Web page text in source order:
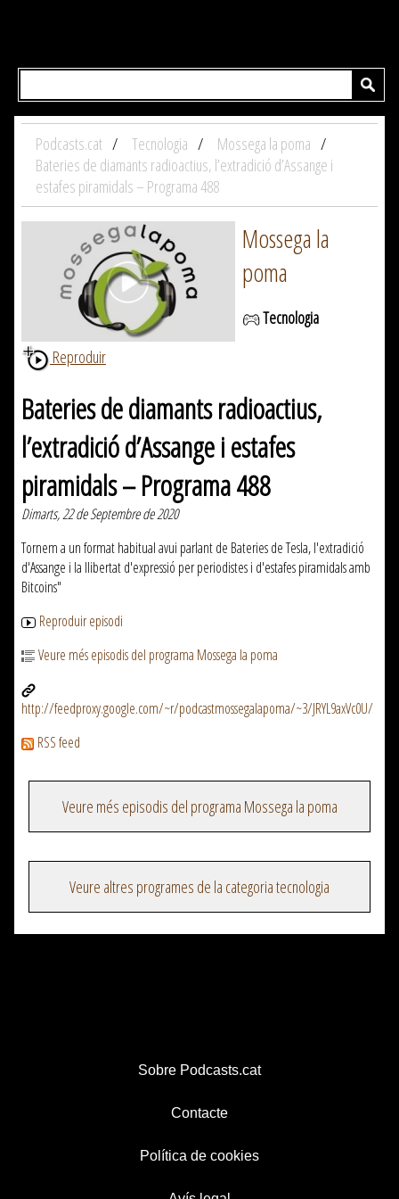
Podcasts.cat Tecnologia
Mossega la poma
Bateries de diamants radioactius, l’extradició d’Assange i
estafes piramidals – Programa 488
Mossega la
poma
Tecnologia
Reproduir
Bateries de diamants radioactius,
l’extradició d’Assange i estafes
piramidals – Programa 488
Dimarts, 22 de Septembre de 2020
Tornem a un format habitual avui parlant de Bateries de Tesla, l'extradició
d'Assange i la llibertat d'expressió per periodistes i d'estafes piramidals amb
Bitcoins"
Reproduir episodi
Veure més episodis del programa Mossega la poma
http://feedproxy.google.com/~r/podcastmossegalapoma/~3/JRYL9axVc0U/
RSS feed
Veure més episodis del programa Mossega la poma
Veure altres programes de la categoria tecnologia
Sobre Podcasts.cat
Contacte
Política de cookies